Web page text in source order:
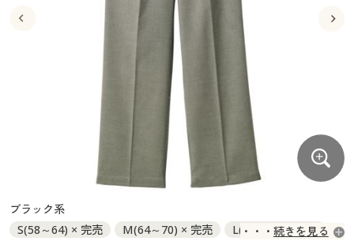
カーテン・ラグ・ファブリック
ジュニア・ティーンズ下着
大きいサイズ通販すべて
大きいサイズ レディース服
大きいサイズ レディース下着
大きいサイズ メンズ
大きいサイズ 事務・制服
シークレットセール
商品カテゴリ一覧
カタログ・チラシからのご注文
ジュニア・ティーンズ下着
大きいサイズ レディース服
大きいサイズ レディース下着
大きいサイズ メンズ
大きいサイズ 事務・制服
シークレットセール
商品カテゴリ一覧
カタログ・チラシからのご注文
ブラック系
S(58～64) × 完売
M(64～70) × 完売
L(69～77) × 完売
続きを見る